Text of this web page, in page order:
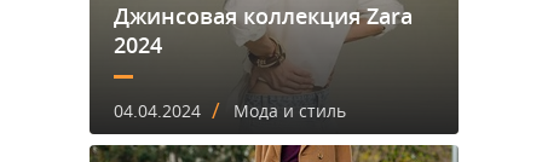
Джинсовая коллекция Zara
2024
04.04.2024 / Мода и стиль